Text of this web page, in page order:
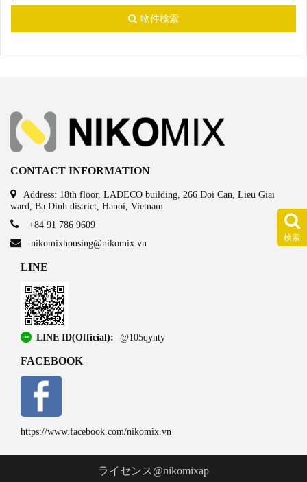
物件検索
CONTACT INFORMATION
Address: 18th floor, LADECO building, 266 Doi Can, Lieu Giai
ward, Ba Dinh district, Hanoi, Vietnam
+84 91 786 9609
nikomixhousing@nikomix.vn
LINE
LINE ID(Official): @105qynty
FACEBOOK
https://www.facebook.com/nikomix.vn
検索
ライセンス@nikomixap